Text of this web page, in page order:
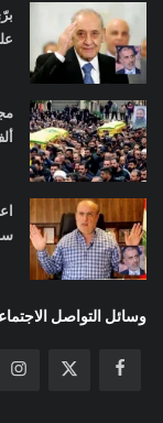
وسائل التواصل